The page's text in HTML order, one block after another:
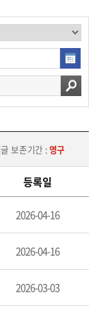
보존기간 :영구
등록일
2026-04-16
2026-04-16
2026-03-03